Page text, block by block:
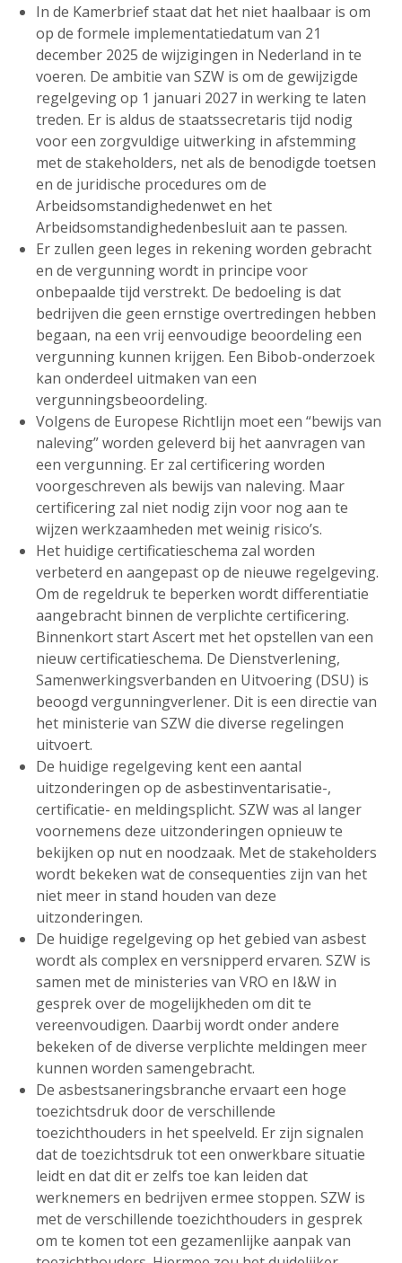
In de Kamerbrief staat dat het niet haalbaar is om
op de formele implementatiedatum van 21
december 2025 de wijzigingen in Nederland in te
voeren. De ambitie van SZW is om de gewijzigde
regelgeving op 1 januari 2027 in werking te laten
treden. Er is aldus de staatssecretaris tijd nodig
voor een zorgvuldige uitwerking in afstemming
met de stakeholders, net als de benodigde toetsen
en de juridische procedures om de
Arbeidsomstandighedenwet en het
Arbeidsomstandighedenbesluit aan te passen.
Er zullen geen leges in rekening worden gebracht
en de vergunning wordt in principe voor
onbepaalde tijd verstrekt. De bedoeling is dat
bedrijven die geen ernstige overtredingen hebben
begaan, na een vrij eenvoudige beoordeling een
vergunning kunnen krijgen. Een Bibob-onderzoek
kan onderdeel uitmaken van een
vergunningsbeoordeling.
Volgens de Europese Richtlijn moet een “bewijs van
naleving” worden geleverd bij het aanvragen van
een vergunning. Er zal certificering worden
voorgeschreven als bewijs van naleving. Maar
certificering zal niet nodig zijn voor nog aan te
wijzen werkzaamheden met weinig risico’s.
Het huidige certificatieschema zal worden
verbeterd en aangepast op de nieuwe regelgeving.
Om de regeldruk te beperken wordt differentiatie
aangebracht binnen de verplichte certificering.
Binnenkort start Ascert met het opstellen van een
nieuw certificatieschema. De Dienstverlening,
Samenwerkingsverbanden en Uitvoering (DSU) is
beoogd vergunningverlener. Dit is een directie van
het ministerie van SZW die diverse regelingen
uitvoert.
De huidige regelgeving kent een aantal
uitzonderingen op de asbestinventarisatie-,
certificatie- en meldingsplicht. SZW was al langer
voornemens deze uitzonderingen opnieuw te
bekijken op nut en noodzaak. Met de stakeholders
wordt bekeken wat de consequenties zijn van het
niet meer in stand houden van deze
uitzonderingen.
De huidige regelgeving op het gebied van asbest
wordt als complex en versnipperd ervaren. SZW is
samen met de ministeries van VRO en I&W in
gesprek over de mogelijkheden om dit te
vereenvoudigen. Daarbij wordt onder andere
bekeken of de diverse verplichte meldingen meer
kunnen worden samengebracht.
De asbestsaneringsbranche ervaart een hoge
toezichtsdruk door de verschillende
toezichthouders in het speelveld. Er zijn signalen
dat de toezichtsdruk tot een onwerkbare situatie
leidt en dat dit er zelfs toe kan leiden dat
werknemers en bedrijven ermee stoppen. SZW is
met de verschillende toezichthouders in gesprek
om te komen tot een gezamenlijke aanpak van